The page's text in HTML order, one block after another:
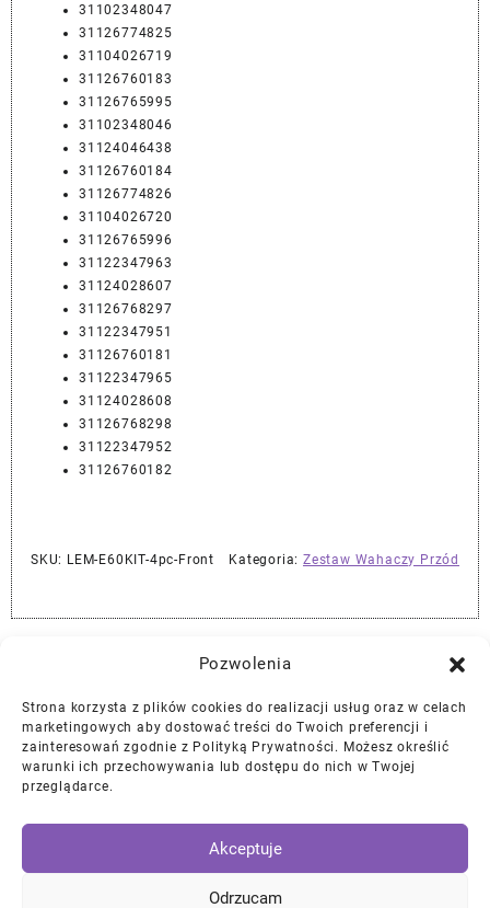
Pozwolenia
Strona korzysta z plików cookies do realizacji usług oraz w celach
marketingowych aby dostować treści do Twoich preferencji i
zainteresowań zgodnie z Polityką Prywatności. Możesz określić
warunki ich przechowywania lub dostępu do nich w Twojej
przeglądarce.
Akceptuje
Odrzucam
31102348047
31126774825
31104026719
31126760183
31126765995
31102348046
31124046438
31126760184
31126774826
31104026720
31126765996
31122347963
31124028607
31126768297
31122347951
31126760181
31122347965
31124028608
31126768298
31122347952
31126760182
SKU: LEM-E60KIT-4pc-Front Kategoria: Zestaw Wahaczy Przód
Najlepszej Jakości Części Samochodowe z Gwarancją Dożywotnią!*
Gwarancja i Zwroty
Polityka Prywatności
Regulamin Ciasteczka
Instagram
Facebook
YouTube
Mail